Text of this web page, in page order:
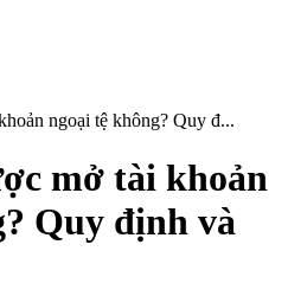
ngoại tệ không? Quy đ...
mở tài khoản
Quy định và